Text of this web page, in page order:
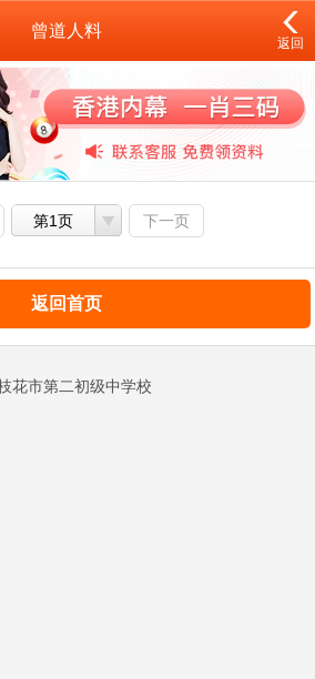
曾道人料
返回
第1页 下一页
返回首页
花市第二初级中学校